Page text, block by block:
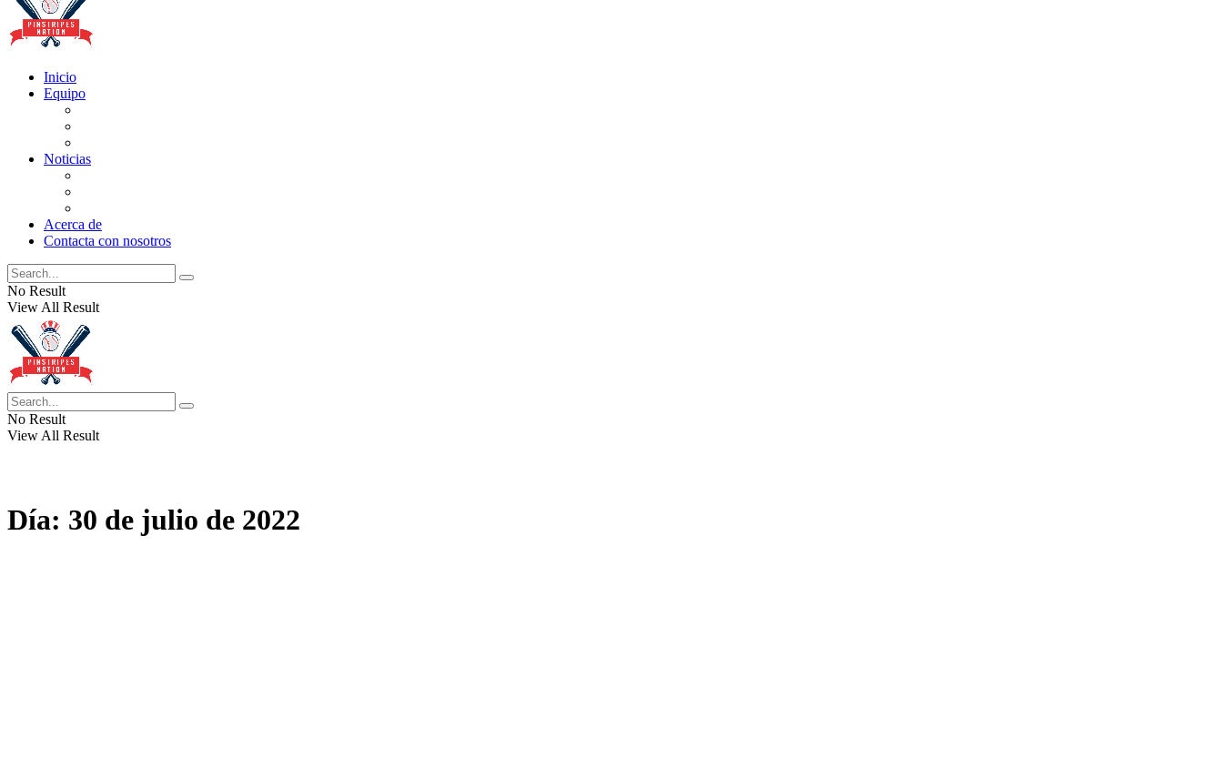
Inicio
Equipo
Noticias
Acerca de
Contacta con nosotros
No Result
View All Result
No Result
View All Result
Día: 30 de julio de 2022